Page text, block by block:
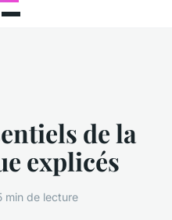
de la
explicés
de lecture